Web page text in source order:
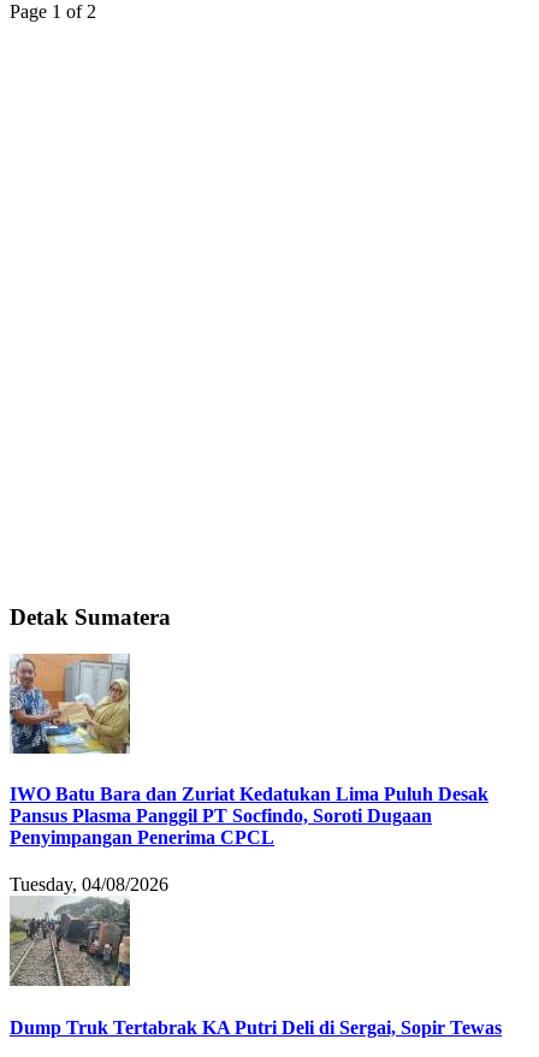
Page 1 of 2
Detak Sumatera
IWO Batu Bara dan Zuriat Kedatukan Lima Puluh Desak
Pansus Plasma Panggil PT Socfindo, Soroti Dugaan
Penyimpangan Penerima CPCL
Tuesday, 04/08/2026
Dump Truk Tertabrak KA Putri Deli di Sergai, Sopir Tewas